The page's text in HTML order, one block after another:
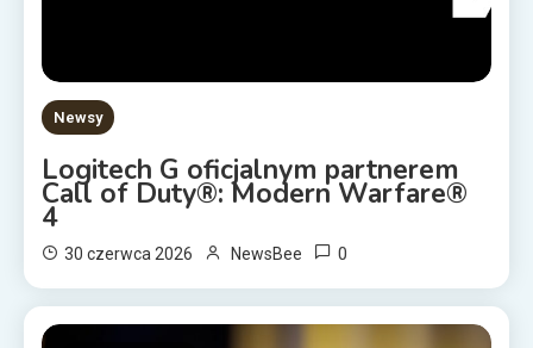
Newsy
Logitech G oficjalnym partnerem
Call of Duty®: Modern Warfare®
4
30 czerwca 2026 NewsBee 0